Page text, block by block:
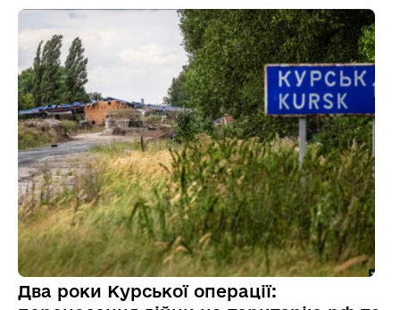
Два роки Курської операції: